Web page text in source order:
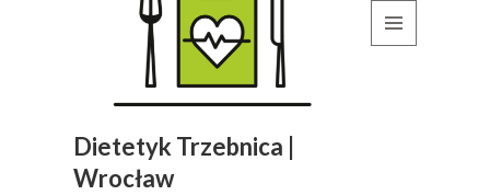
Dietetyk Trzebnica |
Wrocław